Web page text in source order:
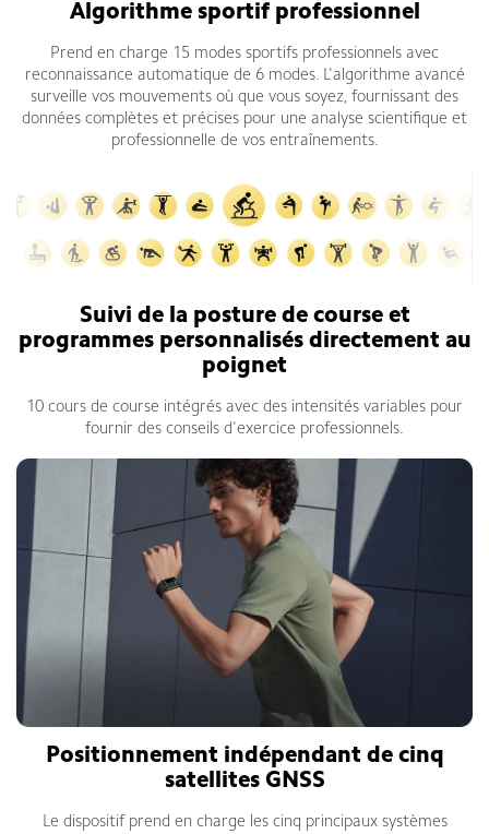
Algorithme sportif professionnel
Prend en charge 15 modes sportifs professionnels avec
reconnaissance automatique de 6 modes. L'algorithme avancé
surveille vos mouvements où que vous soyez, fournissant des
données complètes et précises pour une analyse scientifique et
professionnelle de vos entraînements.
Suivi de la posture de course et
programmes personnalisés directement au
poignet
10 cours de course intégrés avec des intensités variables pour
fournir des conseils d'exercice professionnels.
Positionnement indépendant de cinq
satellites GNSS
Le dispositif prend en charge les cinq principaux systèmes